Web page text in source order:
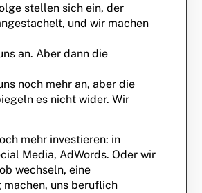
stellen sich ein, der
und wir machen
an. Aber dann die
noch mehr an, aber die
es nicht wider. Wir
mehr investieren: in
Media, AdWords. Oder wir
wechseln, eine
uns beruflich